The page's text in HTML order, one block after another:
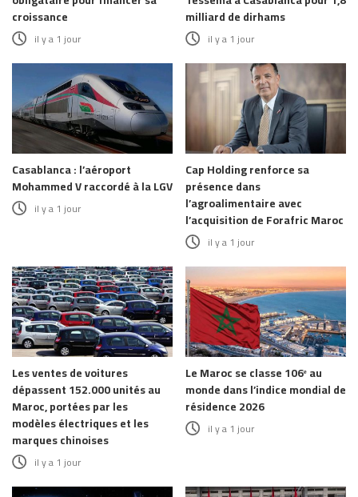
croissance
il y a 1 jour
milliard de dirhams
il y a 1 jour
Casablanca : l’aéroport
Mohammed V raccordé à la LGV
il y a 1 jour
Cap Holding renforce sa
présence dans
l’agroalimentaire avec
l’acquisition de Forafric Maroc
il y a 1 jour
Les ventes de voitures
dépassent 152.000 unités au
Maroc, portées par les
modèles électriques et les
marques chinoises
il y a 1 jour
Le Maroc se classe 106ᵉ au
monde dans l’indice mondial de
résidence 2026
il y a 1 jour